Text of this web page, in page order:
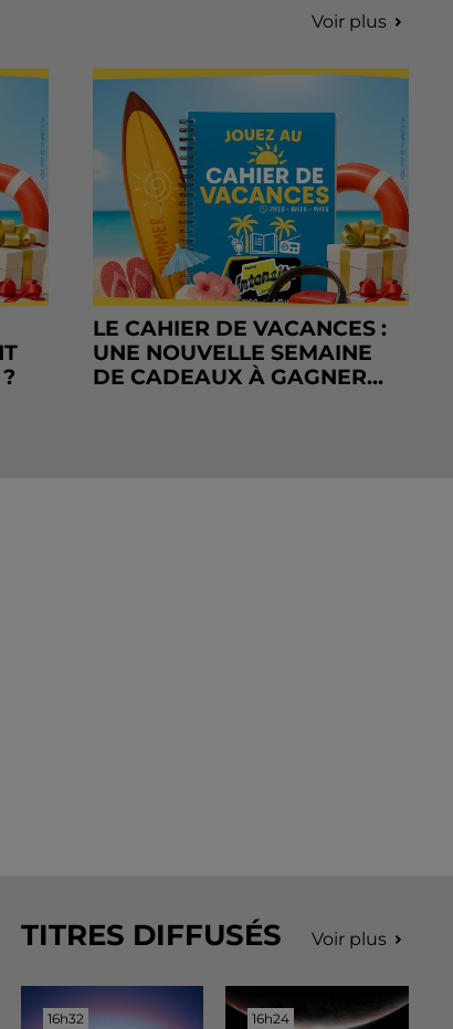
Voir plus
LE CAHIER DE VACANCES :
UNE NOUVELLE SEMAINE
DE CADEAUX À GAGNER...
TITRES DIFFUSÉS Voir plus
16h32
16h32 16h24
16h24